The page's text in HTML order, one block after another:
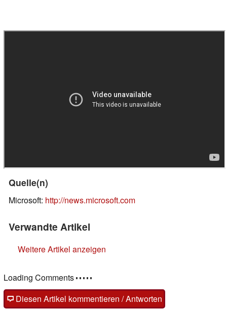
Quelle(n)
Microsoft: http://news.microsoft.com
Verwandte Artikel
Weitere Artikel anzeigen
Loading Comments
Diesen Artikel kommentieren / Antworten